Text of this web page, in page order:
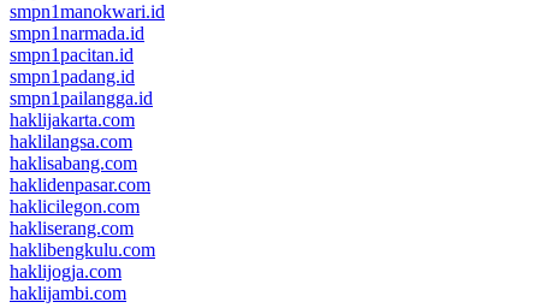
smpn1manokwari.id
smpn1narmada.id
smpn1pacitan.id
smpn1padang.id
smpn1pailangga.id
haklijakarta.com
haklilangsa.com
haklisabang.com
haklidenpasar.com
haklicilegon.com
hakliserang.com
haklibengkulu.com
haklijogja.com
haklijambi.com